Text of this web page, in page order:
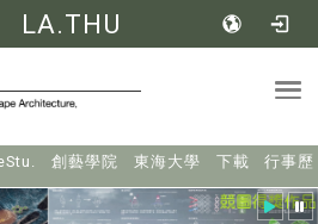
LA.THU
創藝學院 東海大學 下載 行事歷